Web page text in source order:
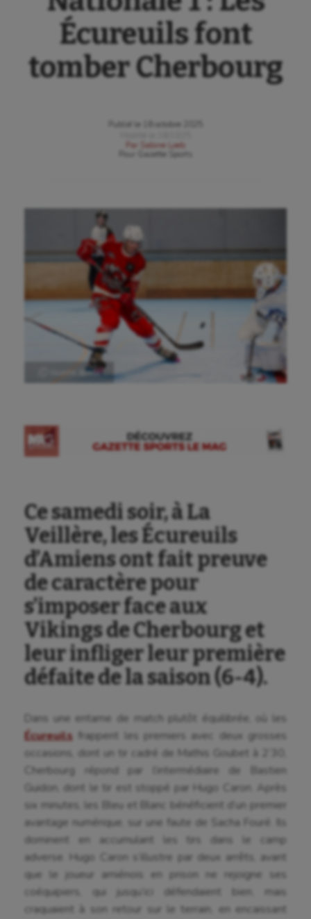
Écureuils font
tomber Cherbourg
Publié le
18 octobre 2025
Par
Sabine Loeb
Gazette Sports
Ⓒ Gazette Sports
Ce samedi soir, à La
Veillère, les Écureuils
d’Amiens ont fait preuve
de caractère pour
s’imposer face aux
Vikings de Cherbourg et
leur infliger leur première
défaite de la saison (6-4).
Dans une entame de match plutôt équilibrée, où les
Écureuils frappent les premiers avec deux grosses
occasions, dont un tir cadré de Mathis Goubet à 2’30,
Cherbourg répond par l’intermédiaire de Bastien
Guidon, dont le tir est stoppé par Hugo Caron. Après
six minutes, les Bleu et Blanc bénéficient d’un premier
avantage numérique, sur une faute de Sacha Fouré. Ils
dominent en accumulant les tirs dans le camp
adverse. Hugo Caron s’illustre par deux arrêts, avant
que le joueur amiénois en prison ne rejoigne ses
coéquipiers, qui jusqu’ici défendaient bien, mais
craquaient à son retour sur le terrain, en encaissant